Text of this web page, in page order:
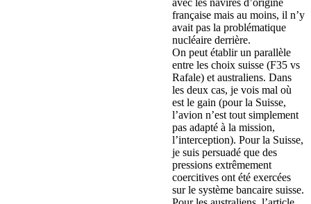
avec les navires d’origine
française mais au moins, il n’y
avait pas la problématique
nucléaire derrière.
On peut établir un parallèle
entre les choix suisse (F35 vs
Rafale) et australiens. Dans
les deux cas, je vois mal où
est le gain (pour la Suisse,
l’avion n’est tout simplement
pas adapté à la mission,
l’interception). Pour la Suisse,
je suis persuadé que des
pressions extrêmement
coercitives ont été exercées
sur le système bancaire suisse.